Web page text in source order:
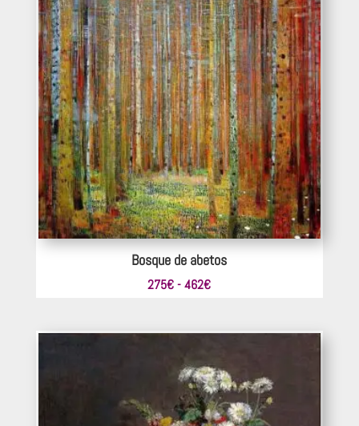
hasta
528€
Bosque de abetos
275€ - 462€Rango
275€
hasta
462€